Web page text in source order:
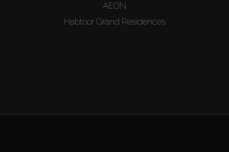
AEON
Habtoor Grand Residences